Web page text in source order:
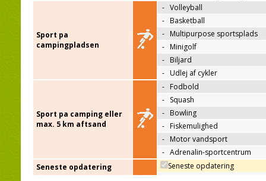
Sport pa
campingpladsen
- Volleyball
- Basketball
- Multipurpose sportsplads
- Minigolf
- Biljard
- Udlej af cykler
Sport pa camping eller
max. 5 km aftsand
- Fodbold
- Squash
- Bowling
- Fiskemulighed
- Motor vandsport
- Adrenalin-sportcentrum
Seneste opdatering
Seneste opdatering